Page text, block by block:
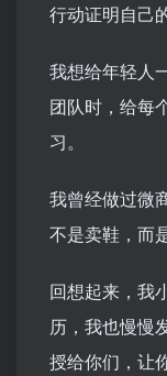
行动证明自己
我想给年轻人
团队时，给每
习。
我曾经做过微
不是卖鞋，而
回想起来，我
历，我也慢慢
授给你们，让